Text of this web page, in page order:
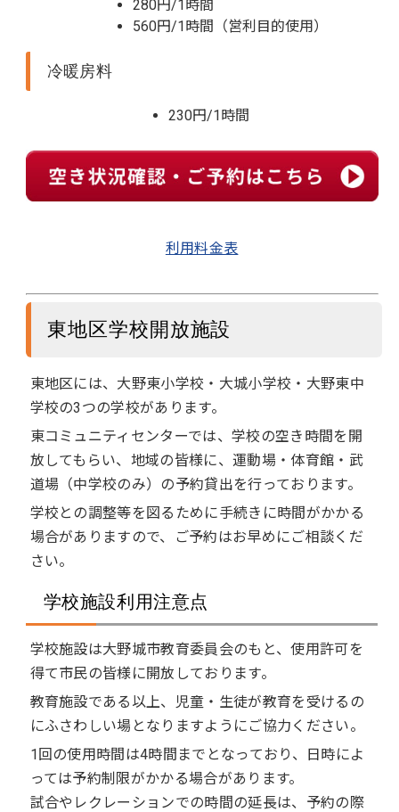
280円/1時間
560円/1時間（営利目的使用）
冷暖房料
230円/1時間
利用料金表
東地区学校開放施設
東地区には、大野東小学校・大城小学校・大野東中
学校の3つの学校があります。
東コミュニティセンターでは、学校の空き時間を開
放してもらい、地域の皆様に、運動場・体育館・武
道場（中学校のみ）の予約貸出を行っております。
学校との調整等を図るために手続きに時間がかかる
場合がありますので、ご予約はお早めにご相談くだ
さい。
学校施設利用注意点
学校施設は大野城市教育委員会のもと、使用許可を
得て市民の皆様に開放しております。
教育施設である以上、児童・生徒が教育を受けるの
にふさわしい場となりますようにご協力ください。
1回の使用時間は4時間までとなっており、日時によ
っては予約制限がかかる場合があります。
試合やレクレーションでの時間の延長は、予約の際